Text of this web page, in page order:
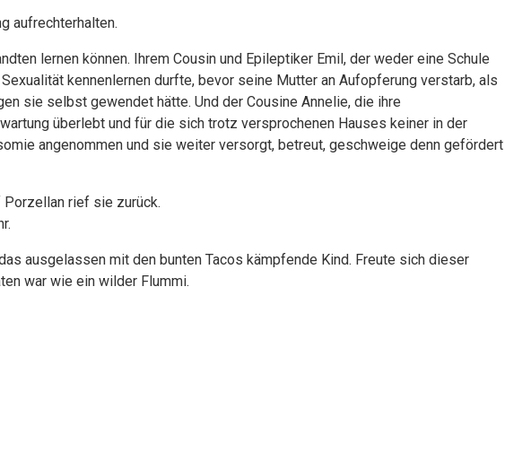
aufrechterhalten.
lernen können. Ihrem Cousin und Epileptiker Emil, der weder eine Schule
kennenlernen durfte, bevor seine Mutter an Aufopferung verstarb, als
sie selbst gewendet hätte. Und der Cousine Annelie, die ihre
überlebt und für die sich trotz versprochenen Hauses keiner in der
angenommen und sie weiter versorgt, betreut, geschweige denn gefördert
Porzellan rief sie zurück.
ausgelassen mit den bunten Tacos kämpfende Kind. Freute sich dieser
war wie ein wilder Flummi.